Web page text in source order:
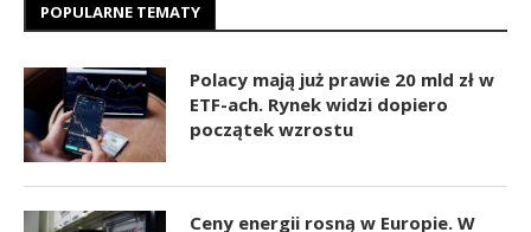
POPULARNE TEMATY
Polacy mają już prawie 20 mld zł w
ETF-ach. Rynek widzi dopiero
początek wzrostu
Ceny energii rosną w Europie. W